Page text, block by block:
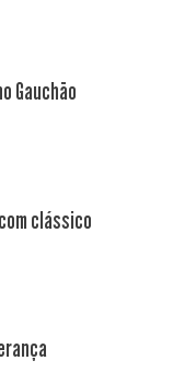
Gauchão
clássico